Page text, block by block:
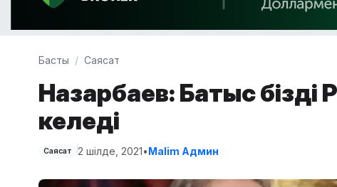
Басты Саясат
Назарбаев: Батыс бізді
келеді
Саясат 2 шілде, 2021•Malim Админ